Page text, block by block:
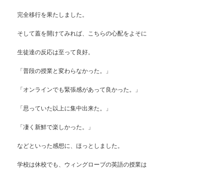
完全移行を果たしました。
そして蓋を開けてみれば、こちらの心配をよそに
生徒達の反応は至って良好。
「普段の授業と変わらなかった。」
「オンラインでも緊張感があって良かった。」
「思っていた以上に集中出来た。」
「凄く新鮮で楽しかった。」
などといった感想に、ほっとしました。
学校は休校でも、ウィングローブの英語の授業は